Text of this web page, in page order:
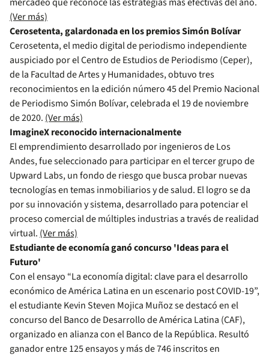
(Ver más)
Cerosetenta, galardonada en los premios Simón Bolívar
Cerosetenta, el medio digital de periodismo independiente
auspiciado por el Centro de Estudios de Periodismo (Ceper),
de la Facultad de Artes y Humanidades, obtuvo tres
reconocimientos en la edición número 45 del Premio Nacional
de Periodismo Simón Bolívar, celebrada el 19 de noviembre
de 2020. (Ver más)
ImagineX reconocido internacionalmente
El emprendimiento desarrollado por ingenieros de Los
Andes, fue seleccionado para participar en el tercer grupo de
Upward Labs, un fondo de riesgo que busca probar nuevas
tecnologías en temas inmobiliarios y de salud. El logro se da
por su innovación y sistema, desarrollado para potenciar el
proceso comercial de múltiples industrias a través de realidad
virtual. (Ver más)
Estudiante de economía ganó concurso 'Ideas para el
Futuro'
Con el ensayo “La economía digital: clave para el desarrollo
económico de América Latina en un escenario post COVID-19”,
el estudiante Kevin Steven Mojica Muñoz se destacó en el
concurso del Banco de Desarrollo de América Latina (CAF),
organizado en alianza con el Banco de la República. Resultó
ganador entre 125 ensayos y más de 746 inscritos en